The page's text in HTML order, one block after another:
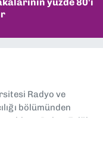
Radyo ve
bölümünden
oldum. Dokuz Eylül